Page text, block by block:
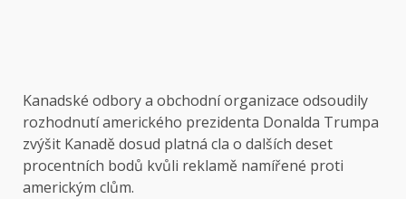
Kanadské odbory a obchodní organizace odsoudily
rozhodnutí amerického prezidenta Donalda Trumpa
zvýšit Kanadě dosud platná cla o dalších deset
procentních bodů kvůli reklamě namířené proti
americkým clům.